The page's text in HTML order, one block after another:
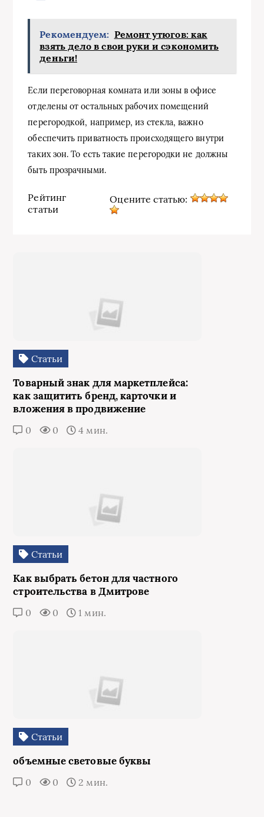
Рекомендуем: Ремонт утюгов: как
взять дело в свои руки и сэкономить
деньги!
Если переговорная комната или зоны в офисе
отделены от остальных рабочих помещений
перегородкой, например, из стекла, важно
обеспечить приватность происходящего внутри
таких зон. То есть такие перегородки не должны
быть прозрачными.
Рейтинг
статьи
Оцените статью:
Статьи
Товарный знак для маркетплейса:
как защитить бренд, карточки и
вложения в продвижение
0 0 4 мин.
Статьи
Как выбрать бетон для частного
строительства в Дмитрове
0 0 1 мин.
Статьи
объемные световые буквы
0 0 2 мин.